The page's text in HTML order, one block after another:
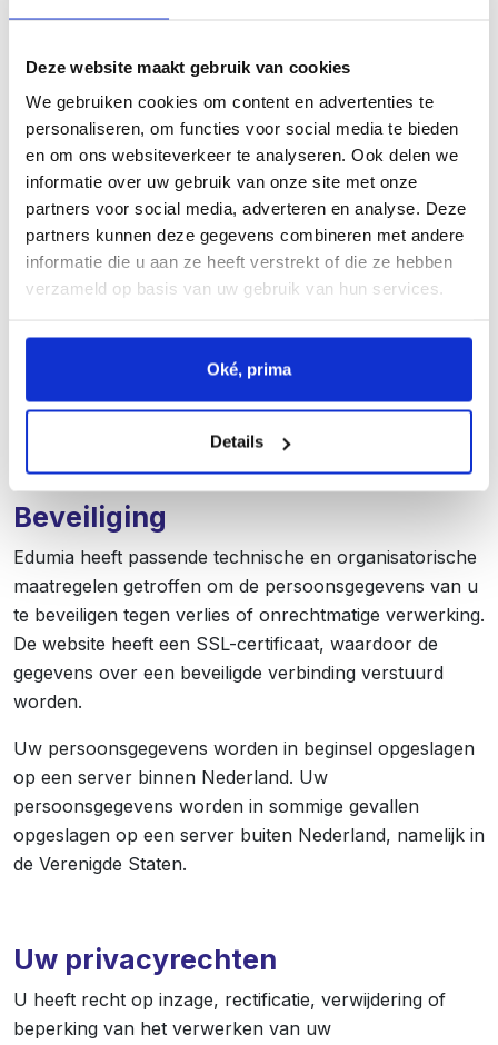
Deze website maakt gebruik van cookies
We gebruiken cookies om content en advertenties te
personaliseren, om functies voor social media te bieden
en om ons websiteverkeer te analyseren. Ook delen we
informatie over uw gebruik van onze site met onze
partners voor social media, adverteren en analyse. Deze
partners kunnen deze gegevens combineren met andere
informatie die u aan ze heeft verstrekt of die ze hebben
verzameld op basis van uw gebruik van hun services.
Oké, prima
Details
de overeenkomst. De wet noemt deze bedrijven
de hosting van onze website verzorgt of een door ons
ingeschakelde pakketdienst. De bewerkers handelen
onder verantwoordelijkheid van Edumia.
Bronnen van derden
Op de website van Edumia treft u een aantal
bewust te zijn dat Edumia niet verantwoordelijk is voor
hoe deze andere partijen met uw gegevens omgaan. Wij
raden u daarom aan om de privacyverklaring van deze
Beveiliging
Edumia heeft passende technische en organisatorische
maatregelen getroffen om de persoonsgegevens van u
te beveiligen tegen verlies of onrechtmatige verwerking.
De website heeft een SSL-certificaat, waardoor de
gegevens over een beveiligde verbinding verstuurd
worden.
Uw persoonsgegevens worden in beginsel opgeslagen
op een server binnen Nederland. Uw
persoonsgegevens worden in sommige gevallen
opgeslagen op een server buiten Nederland, namelijk in
de Verenigde Staten.
Uw privacyrechten
U heeft recht op inzage, rectificatie, verwijdering of
beperking van het verwerken van uw